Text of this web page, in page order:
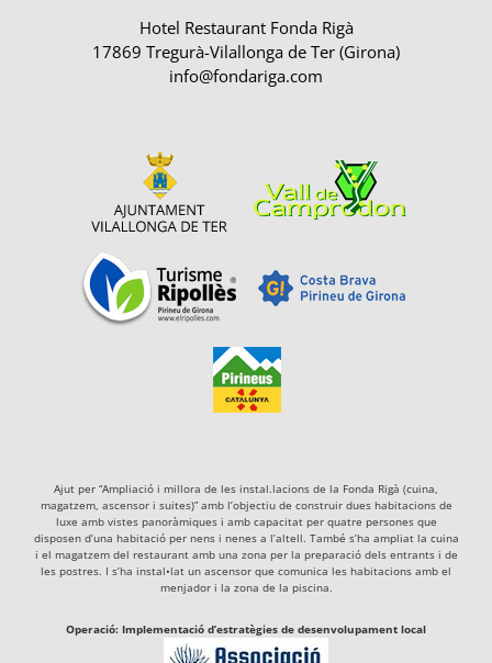
Hotel Restaurant Fonda Rigà
17869 Tregurà-Vilallonga de Ter (Girona)
info@fondariga.com
Ajut per “Ampliació i millora de les instal.lacions de la Fonda Rigà (cuina,
magatzem, ascensor i suites)” amb l’objectiu de construir dues habitacions de
luxe amb vistes panoràmiques i amb capacitat per quatre persones que
disposen d’una habitació per nens i nenes a l’altell. També s’ha ampliat la cuina
i el magatzem del restaurant amb una zona per la preparació dels entrants i de
les postres. I s’ha instal•lat un ascensor que comunica les habitacions amb el
menjador i la zona de la piscina.
Operació: Implementació d’estratègies de desenvolupament local